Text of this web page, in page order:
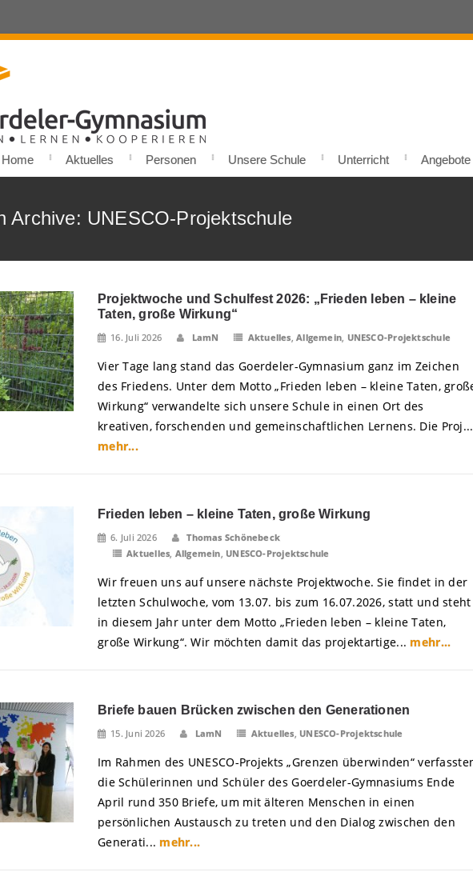
Home Aktuelles Personen Unsere Schule Unterricht
Archive: UNESCO-Projektschule
Projektwoche und Schulfest 2026: „Frieden leben – kleine
Taten, große Wirkung“
16. Juli 2026 LamN Aktuelles,Allgemein, UNESCO-Projektschule
Vier Tage lang stand das Goerdeler-Gymnasium ganz im Zeichen
des Friedens. Unter dem Motto „Frieden leben – kleine Taten,
Wirkung“ verwandelte sich unsere Schule in einen Ort des
kreativen, forschenden und gemeinschaftlichen Lernens. Die Proj...
mehr...
Frieden leben – kleine Taten, große Wirkung
6. Juli 2026
Thomas Schönebeck
Aktuelles, Allgemein, UNESCO-Projektschule
Wir freuen uns auf unsere nächste Projektwoche. Sie findet in der
letzten Schulwoche, vom 13.07. bis zum 16.07.2026, statt und steht
in diesem Jahr unter dem Motto „Frieden leben – kleine Taten,
große Wirkung“. Wir möchten damit das projektartige... mehr...
Briefe bauen Brücken zwischen den Generationen
15. Juni 2026 LamN Aktuelles, UNESCO-Projektschule
Im Rahmen des UNESCO-Projekts „Grenzen überwinden“
die Schülerinnen und Schüler des Goerdeler-Gymnasiums Ende
April rund 350 Briefe, um mit älteren Menschen in einen
persönlichen Austausch zu treten und den Dialog zwischen den
Generati... mehr...